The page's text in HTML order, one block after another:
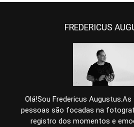
FREDERICUS
Olá!Sou Fredericus
pessoas são focadas na
registro dos momentos e